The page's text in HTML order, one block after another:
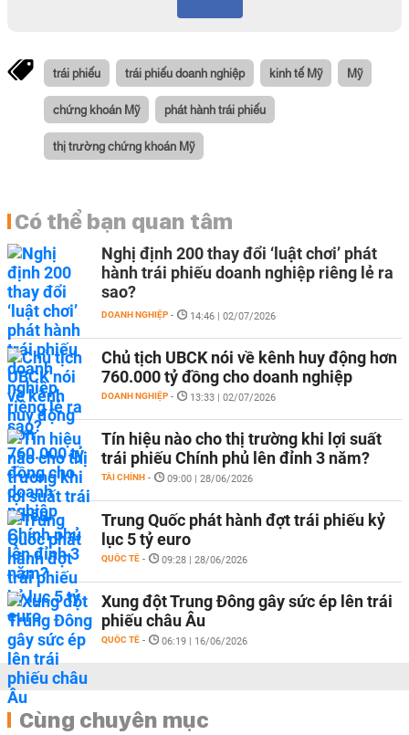
trái phiếu trái phiếu doanh nghiệp kinh tế Mỹ Mỹ
chứng khoán Mỹ phát hành trái phiếu
thị trường chứng khoán Mỹ
Có thể bạn quan tâm
Nghị định 200 thay đổi ‘luật chơi’ phát
hành trái phiếu doanh nghiệp riêng lẻ ra
sao?
DOANH NGHIỆP - 14:46 | 02/07/2026
Chủ tịch UBCK nói về kênh huy động hơn
760.000 tỷ đồng cho doanh nghiệp
DOANH NGHIỆP - 13:33 | 02/07/2026
Tín hiệu nào cho thị trường khi lợi suất
trái phiếu Chính phủ lên đỉnh 3 năm?
TÀI CHÍNH - 09:00 | 28/06/2026
Trung Quốc phát hành đợt trái phiếu kỷ
lục 5 tỷ euro
QUỐC TẾ - 09:28 | 28/06/2026
Xung đột Trung Đông gây sức ép lên trái
phiếu châu Âu
QUỐC TẾ - 06:19 | 16/06/2026
Cùng chuyên mục